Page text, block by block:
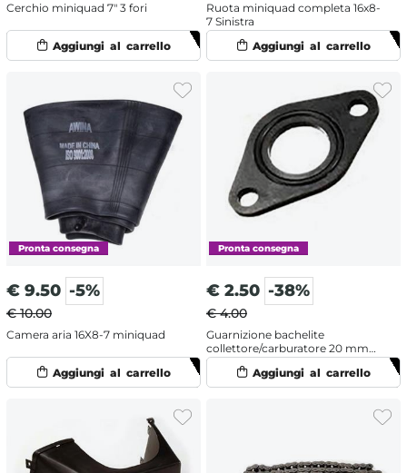
Cerchio miniquad 7" 3 fori
Ruota miniquad completa 16x8-
7 Sinistra
€ 9.50 -5%
€ 10.00
Camera aria 16X8-7 miniquad
€ 2.50 -38%
€ 4.00
Guarnizione bachelite
collettore/carburatore 20 mm
YX-LIFAN